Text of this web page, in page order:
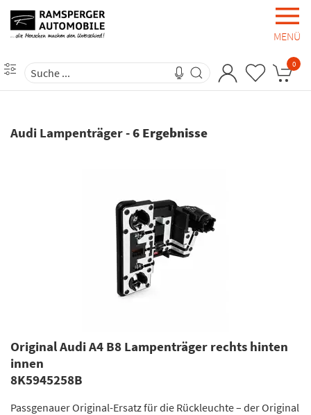
MENÜ
0
Audi Lampenträger-6 Ergebnisse
Original Audi A4 B8 Lampenträger rechts hinten
innen
8K5945258B
Passgenauer Original-Ersatz für die Rückleuchte – der Original